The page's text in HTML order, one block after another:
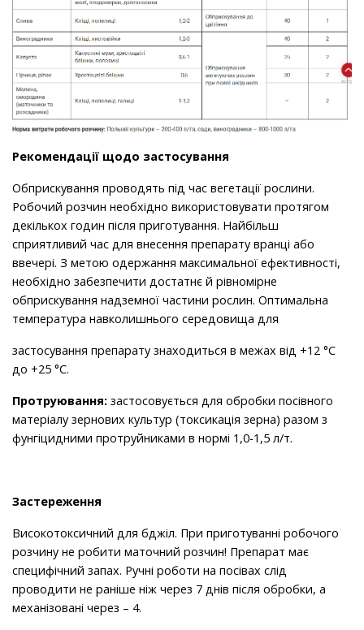
Рекомендації щодо застосування
Обприскування проводять під час вегетації рослини.
Робочий розчин необхідно використовувати протягом
декількох годин після приготування. Найбільш
сприятливий час для внесення препарату вранці або
ввечері. З метою одержання максимальної ефективності,
необхідно забезпечити достатнє й рівномірне
обприскування надземної частини рослин. Оптимальна
температура навколишнього середовища для
застосування препарату знаходиться в межах від +12 °C
до +25 °C.
Протруювання: застосовується для обробки посівного
матеріалу зернових культур (токсикація зерна) разом з
фунгіцидними протруйниками в нормі 1,0-1,5 л/т.
Застереження
Високотоксичний для бджіл. При приготуванні робочого
розчину не робити маточний розчин! Препарат має
специфічний запах. Ручні роботи на посівах слід
проводити не раніше ніж через 7 днів після обробки, а
механізовані через – 4.